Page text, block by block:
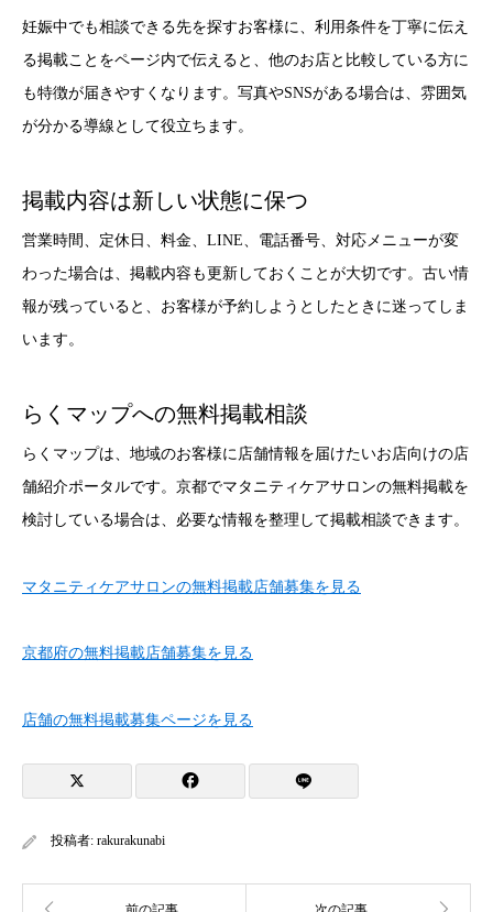
妊娠中でも相談できる先を探すお客様に、利用条件を丁寧に伝え
る掲載ことをページ内で伝えると、他のお店と比較している方に
も特徴が届きやすくなります。写真やSNSがある場合は、雰囲気
が分かる導線として役立ちます。
掲載内容は新しい状態に保つ
営業時間、定休日、料金、LINE、電話番号、対応メニューが変
わった場合は、掲載内容も更新しておくことが大切です。古い情
報が残っていると、お客様が予約しようとしたときに迷ってしま
います。
らくマップへの無料掲載相談
らくマップは、地域のお客様に店舗情報を届けたいお店向けの店
舗紹介ポータルです。京都でマタニティケアサロンの無料掲載を
検討している場合は、必要な情報を整理して掲載相談できます。
マタニティケアサロンの無料掲載店舗募集を見る
京都府の無料掲載店舗募集を見る
店舗の無料掲載募集ページを見る
投稿者: rakurakunabi